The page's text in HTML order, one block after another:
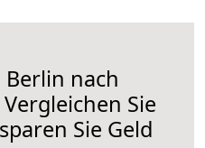
nach
Sie
Sie Geld